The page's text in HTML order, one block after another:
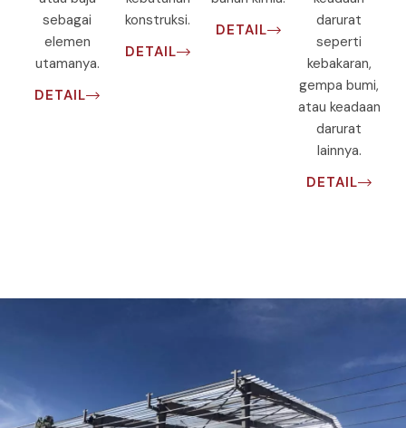
sebagai
elemen
utamanya.
DETAIL
konstruksi.
DETAIL
DETAIL
darurat
seperti
kebakaran,
gempa bumi,
atau keadaan
darurat
lainnya.
DETAIL